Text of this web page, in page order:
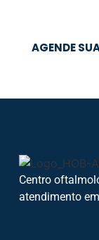
AGENDE
Centro
atendimento